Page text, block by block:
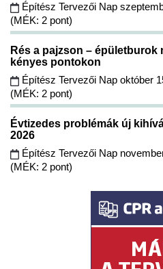
Építész Tervezői Nap
(MÉK: 2 pont)
Rés a pajzson – épületburok
kényes pontokon
Építész Tervezői Nap október
(MÉK: 2 pont)
Évtizedes problémák új
2026
Építész Tervezői Nap
(MÉK: 2 pont)